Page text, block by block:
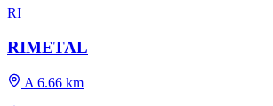
RI
RIMETAL
A 6.66 km